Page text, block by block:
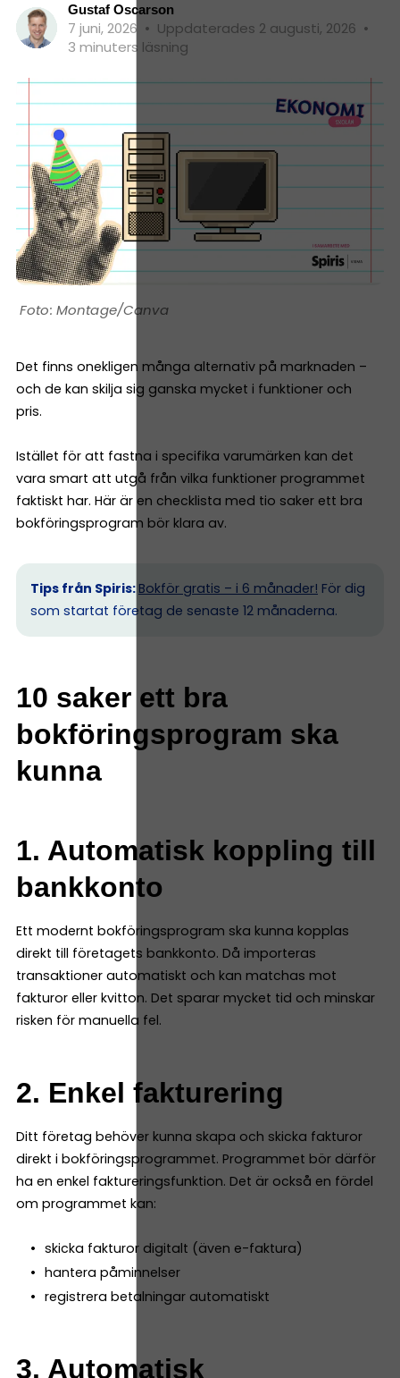
Gustaf Oscarson
7 juni, 2026 • Uppdaterades 2 augusti, 2026 •
3 minuters läsning
Montage/Canva
Det finns onekligen många alternativ på marknaden –
och de kan skilja sig ganska mycket i funktioner och
pris.
Istället för att fastna i specifika varumärken kan det
vara smart att utgå från vilka funktioner programmet
faktiskt har. Här är en checklista med tio saker ett bra
bokföringsprogram bör klara av.
Tips från Spiris: Bokför gratis – i 6 månader! För dig
som startat företag de senaste 12 månaderna.
10 saker ett bra
bokföringsprogram ska
kunna
1. Automatisk koppling till
bankkonto
Ett modernt bokföringsprogram ska kunna kopplas
direkt till företagets bankkonto. Då importeras
transaktioner automatiskt och kan matchas mot
fakturor eller kvitton. Det sparar mycket tid och minskar
risken för manuella fel.
2. Enkel fakturering
Ditt företag behöver kunna skapa och skicka fakturor
direkt i bokföringsprogrammet. Programmet bör därför
ha en enkel faktureringsfunktion. Det är också en fördel
om programmet kan:
skicka fakturor digitalt (även e-faktura)
hantera påminnelser
registrera betalningar automatiskt
3. Automatisk